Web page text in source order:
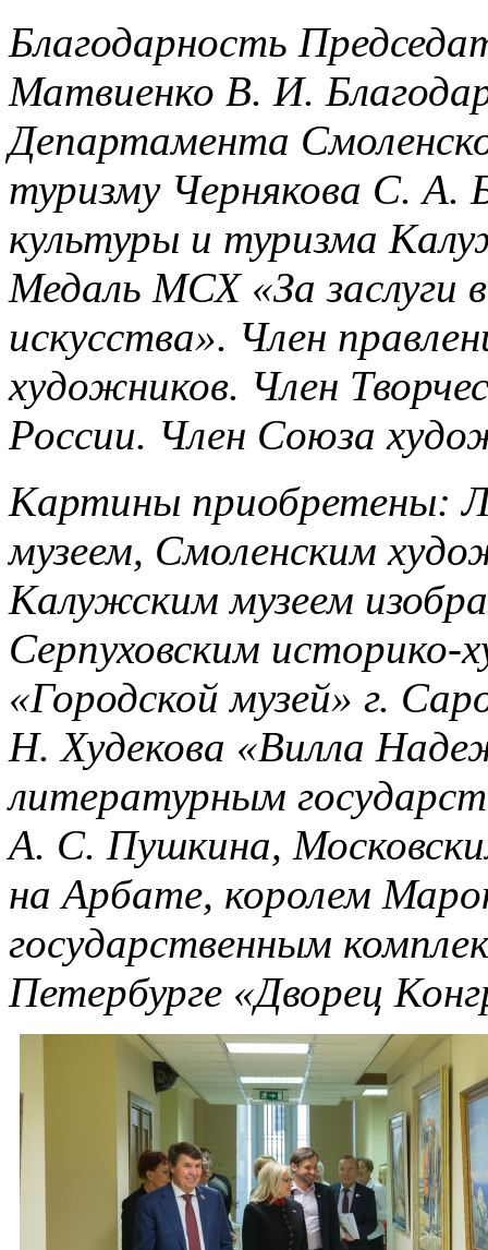
Благодарность
Матвиенко В. И.
Департамента
туризму Чернякова С. А.
культуры и туризма
Медаль МСХ «За заслуги
искусства». Член
художников. Член
России. Член Союза
Картины приобретены:
музеем, Смоленским
Калужским музеем
Серпуховским
«Городской музей» г.
Н. Худекова «Вилла
литературным
А. С. Пушкина,
на Арбате, королем
государственным
Петербурге «Дворец